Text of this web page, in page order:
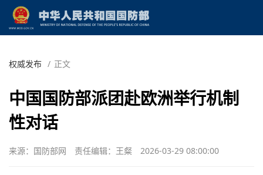
权威发布 / 正文
中国国防部派团赴欧洲举行机制
性对话
来源：国防部网 责任编辑：王粲 2026-03-29 08:00:00